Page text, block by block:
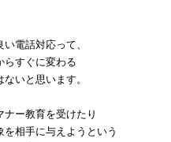
電話対応って、
らすぐに変わる
いと思います。
ナー教育を受けたり
を相手に与えようという